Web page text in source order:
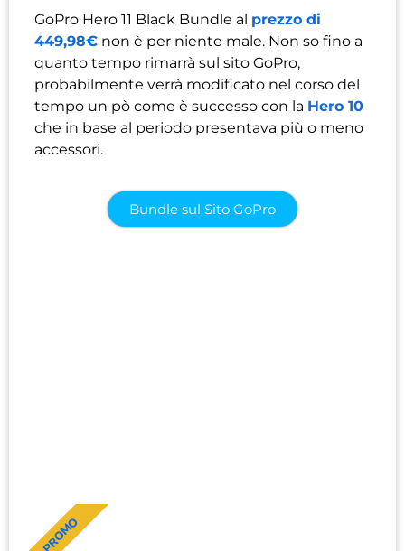
GoPro Hero 11 Black Bundle al prezzo di
449,98€ non è per niente male. Non so fino a
quanto tempo rimarrà sul sito GoPro,
probabilmente verrà modificato nel corso del
tempo un pò come è successo con la Hero 10
che in base al periodo presentava più o meno
accessori.
Bundle sul Sito GoPro
PROMO